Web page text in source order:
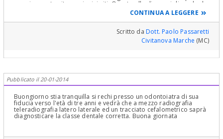
cose in questo sito e nei miei siti. Quanto alla diagnosi dipende da
vari fattori. Alle volte si vede già prestissimo veramente presto, già
in tenerissima età. Alle volte invece la terza classe si sviluppa man
mano con la crescita negli anni e quindi può emergere anche
CONTINUA A LEGGERE
Scritto daDott. Paolo Passaretti
Civitanova Marche (MC)
Pubblicato il 20-01-2014
Buongiorno stia tranquilla si rechi presso un odontoiatra di sua
fiducia verso l'età di tre anni e vedrà che a mezzo radiografia
teleradiografia latero laterale ed un tracciato cefalometrico saprà
diagnosticare la classe dentale corretta. Buona giornata